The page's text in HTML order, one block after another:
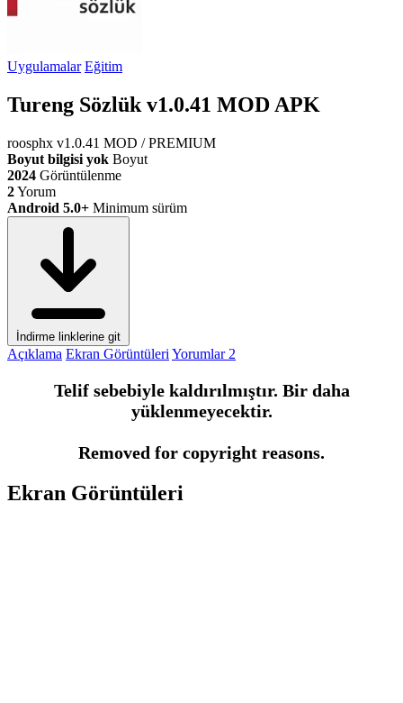
Uygulamalar Eğitim
Tureng Sözlük v1.0.41 MOD APK
roosphx v1.0.41 MOD / PREMIUM
Boyut bilgisi yok Boyut
2024 Görüntülenme
2Yorum
Android 5.0+ Minimum sürüm
İndirme linklerine git
Açıklama Ekran Görüntüleri Yorumlar 2
Telif sebebiyle kaldırılmıştır. Bir daha
yüklenmeyecektir.
Removed for copyright reasons.
Ekran Görüntüleri